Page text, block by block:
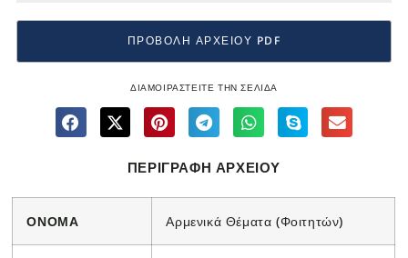
ΠΕΡΙΓΡΑΦΗ ΑΡΧΕΙΟΥ
ΟΝΟΜΑ Αρμενικά Θέματα (Φοιτητών)
ΔΙΑΜΟΙΡΑΣΤΕΙΤΕ ΤΗΝ ΣΕΛΙΔΑ
ΠΡΟΒΟΛΗ ΑΡΧΕΙΟΥ PDF